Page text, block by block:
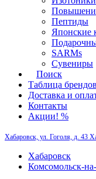
Пептиды
Японские
SARMs
Сувениры
Поиск
Таблица брендов
Доставка и
Контакты
Акции! %
Хабаровск, ул. Гоголя, д. 43
Хабаровск
Комсомольск-